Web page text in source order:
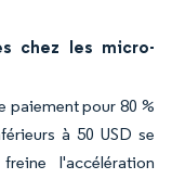
chez les micro-
paiement pour 80 %
à 50 USD se
l'accélération